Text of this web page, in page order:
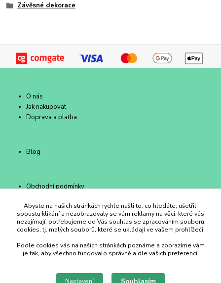
Závěsné dekorace
O nás
Jak nakupovat
Doprava a platba
Blog
Obchodní podmínky
Duhový Ateliér Kroměříž
Abyste na našich stránkách rychle našli to, co hledáte, ušetřili
spoustu klikání a nezobrazovaly se vám reklamy na věci, které vás
nezajímají, potřebujeme od Vás souhlas se zpracováním souborů
cookies, tj. malých souborů, které se ukládají ve vašem prohlížeči.
Podle cookies vás na našich stránkách poznáme a zobrazíme vám
je tak, aby všechno fungovalo správně a dle vašich preferencí.
Nastavení